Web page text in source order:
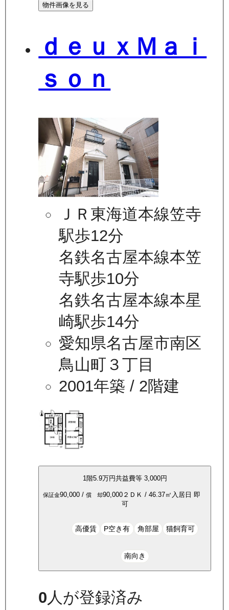
物件画像を見る
ｄｅｕｘＭａｉ
ｓｏｎ
ＪＲ東海道本線笠寺
駅歩12分
名鉄名古屋本線本笠
寺駅歩10分
名鉄名古屋本線本星
崎駅歩14分
愛知県名古屋市南区
鳥山町３丁目
2001年築 / 2階建
1階5.9万円共益費等 3,000円
保証金90,000/ 償 却90,000２ＤＫ / 46.37㎡ 入居日 即
可
高優賃 P空き有 角部屋 猫飼育可
南向き
0人が登録済み